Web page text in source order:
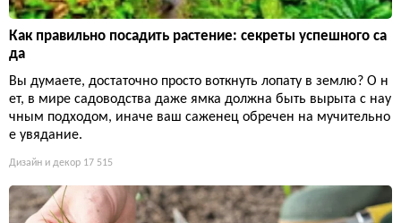
Как правильно посадить растение: секреты успешного са
да
Вы думаете, достаточно просто воткнуть лопату в землю? О н
ет, в мире садоводства даже ямка должна быть вырыта с нау
чным подходом, иначе ваш саженец обречен на мучительно
е увядание.
Дизайн и декор 17 515